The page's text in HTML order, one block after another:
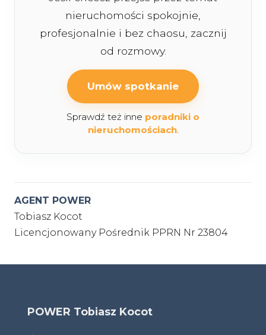
nieruchomości spokojnie,
profesjonalnie i bez chaosu, zacznij
od rozmowy.
Umów spotkanie
Sprawdź też inne poradniki o
nieruchomościach.
AGENT POWER
Tobiasz Kocot
Licencjonowany Pośrednik PPRN Nr 23804
POWER Tobiasz Kocot